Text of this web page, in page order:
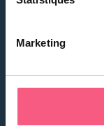
Marketing